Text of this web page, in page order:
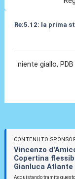
Re:5.12: la prima
niente giallo, PDB
CONTENUTO
Vincenzo
Copertina
Gianluca Atlante
Acquistando tramite